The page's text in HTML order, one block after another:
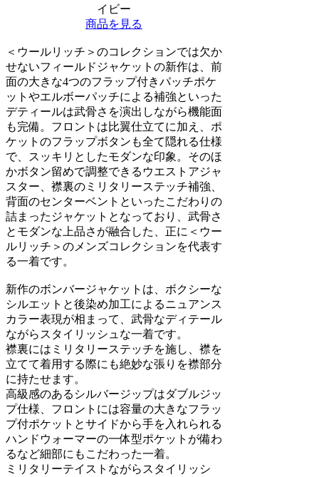
イビー
商品を見る
＜ウールリッチ＞のコレクションでは欠か
せないフィールドジャケットの新作は、前
面の大きな4つのフラップ付きパッチポケ
ットやエルボーパッチによる補強といった
デティールは武骨さを演出しながら機能面
も完備。フロントは比翼仕立てに加え、ポ
ケットのフラップボタンも全て隠れる仕様
で、スッキリとしたモダンな印象。そのほ
かボタン留めで調整できるウエストアジャ
スター、襟裏のミリタリーステッチ補強、
背面のセンターベントといったこだわりの
詰まったジャケットとなっており、武骨さ
とモダンな上品さが融合した、正に＜ウー
ルリッチ＞のメンズコレクションを代表す
る一着です。
新作のボンバージャケットは、ボクシーな
シルエットと後染め加工によるニュアンス
カラー表現が相まって、武骨なディテール
ながらスタイリッシュな一着です。
襟裏にはミリタリーステッチを施し、襟を
立てて着用する際にも絶妙な張りを襟部分
に持たせます。
高級感のあるシルバージップはダブルジッ
プ仕様、フロントには容量の大きなフラッ
プ付ポケットとサイドから手を入れられる
ハンドウォーマーの一体型ポケットが備わ
るなど細部にもこだわった一着。
ミリタリーテイストながらスタイリッシ